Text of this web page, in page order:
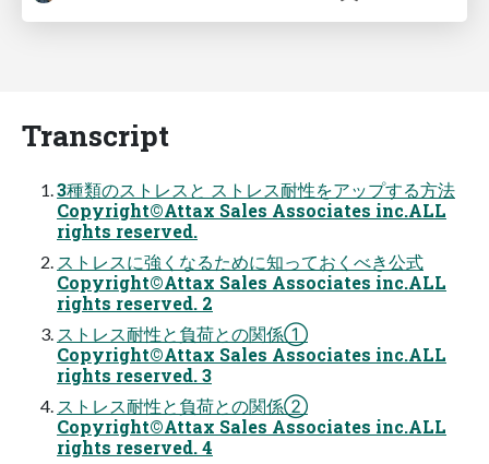
Transcript
3種類のストレスと ストレス耐性をアップする方法
Copyright©Attax Sales Associates inc.ALL
rights reserved.
ストレスに強くなるために知っておくべき公式
Copyright©Attax Sales Associates inc.ALL
rights reserved. 2
ストレス耐性と負荷との関係①
Copyright©Attax Sales Associates inc.ALL
rights reserved. 3
ストレス耐性と負荷との関係②
Copyright©Attax Sales Associates inc.ALL
rights reserved. 4